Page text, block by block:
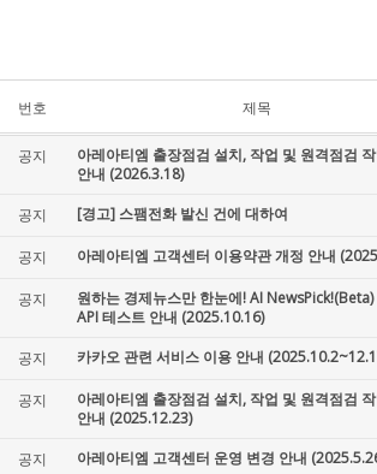
번호 제목
공지
아레아티엠 출장점검 설치, 작업 및 원격점검
안내 (2026.3.18)
공지 [경고] 스팸전화 발신 건에 대하여
공지 아레아티엠 고객센터 이용약관 개정 안내
공지
원하는 경제뉴스만 한눈에! AI NewsPick!(Beta)
API 테스트 안내 (2025.10.16)
공지 카카오 관련 서비스 이용 안내
공지
아레아티엠 출장점검 설치, 작업 및 원격점검
안내 (2025.12.23)
공지 아레아티엠 고객센터 운영 변경 안내